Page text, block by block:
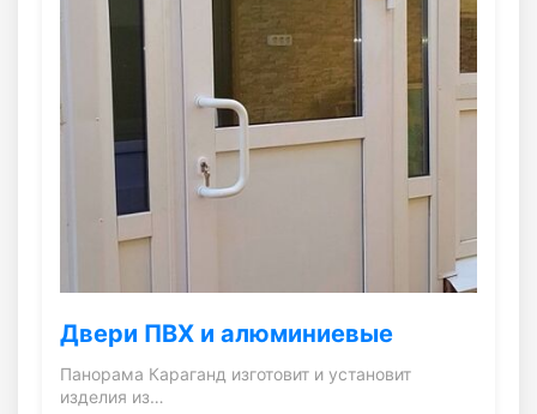
Двери ПВХ и алюминиевые
Панорама Караганд изготовит и установит
изделия из…